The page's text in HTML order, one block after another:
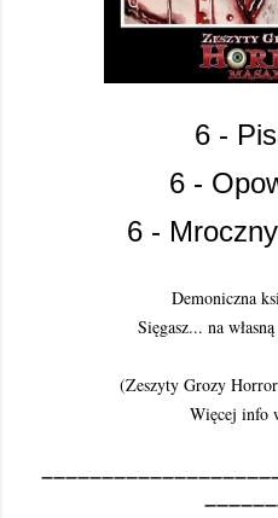
6 -
6 -
6 -
Demoniczna
Sięgasz... na
(Zeszyty Grozy
Więcej info